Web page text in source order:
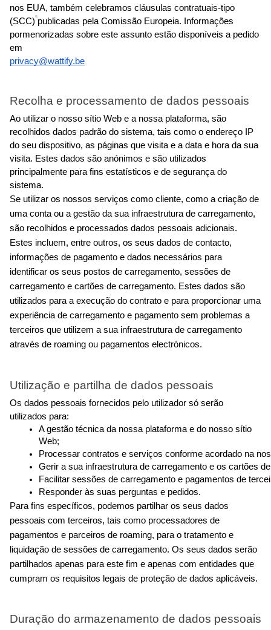
nos EUA, também celebramos cláusulas contratuais-tipo
(SCC)5publicadas pela Comissão Europeia. Informações
pormenorizadas sobre este assunto estão disponíveis a pedido
em
privacy@wattify.be
Recolha e processamento de dados pessoais
Ao utilizar o nosso sítio Web e a nossa plataforma, são
recolhidos dados padrão do sistema, tais como o endereço IP
do seu dispositivo, as páginas que visita e a data e hora da sua
visita. Estes dados são anónimos e são utilizados
principalmente para fins estatísticos e de segurança do
sistema.
Se utilizar os nossos serviços como cliente, como a criação de
uma conta ou a gestão da sua infraestrutura de carregamento,
são recolhidos e processados dados pessoais adicionais.
Estes incluem, entre outros, os seus dados de contacto,
informações de pagamento e dados necessários para
identificar os seus postos de carregamento, sessões de
carregamento e cartões de carregamento. Estes dados são
utilizados para a execução do contrato e para proporcionar uma
experiência de carregamento e pagamento sem problemas a
terceiros que utilizem a sua infraestrutura de carregamento
através de roaming ou pagamentos electrónicos.
Utilização e partilha de dados pessoais
Os dados pessoais fornecidos pelo utilizador só serão
utilizados para:
A gestão técnica da nossa plataforma e do nosso sítio
Web;
Processar contratos e serviços conforme acordado na
Gerir a sua infraestrutura de carregamento e os cartões
Facilitar sessões de carregamento e pagamentos de
Responder às suas perguntas e pedidos.
Para fins específicos, podemos partilhar os seus dados
pessoais com terceiros, tais como processadores de
pagamentos e parceiros de roaming, para o tratamento e
liquidação de sessões de carregamento. Os seus dados serão
partilhados apenas para este fim e apenas com entidades que
cumpram os requisitos legais de proteção de dados aplicáveis.
Duração do armazenamento de dados pessoais